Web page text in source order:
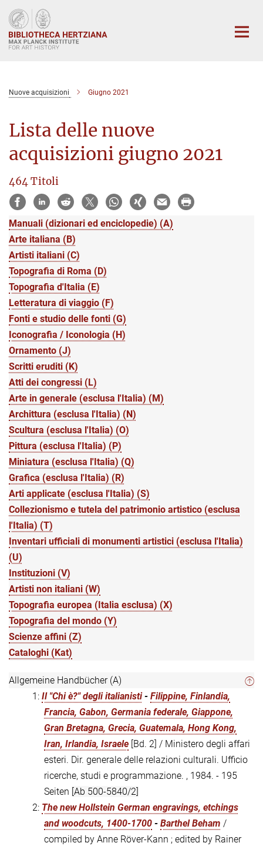
Main-
Content
Nuove acquisizioni Giugno 2021
Lista delle nuove
acquisizioni giugno 2021
464 Titoli
Manuali (dizionari ed enciclopedie) (A)
Arte italiana (B)
Artisti italiani (C)
Topografia di Roma (D)
Topografia d'Italia (E)
Letteratura di viaggio (F)
Fonti e studio delle fonti (G)
Iconografia / Iconologia (H)
Ornamento (J)
Scritti eruditi (K)
Atti dei congressi (L)
Arte in generale (esclusa l'Italia) (M)
Archittura (esclusa l'Italia) (N)
Scultura (esclusa l'Italia) (O)
Pittura (esclusa l'Italia) (P)
Miniatura (esclusa l'Italia) (Q)
Grafica (esclusa l'Italia) (R)
Arti applicate (esclusa l'Italia) (S)
Collezionismo e tutela del patrimonio artistico (esclusa
l'Italia) (T)
Inventari ufficiali di monumenti artistici (esclusa l'Italia)
(U)
Instituzioni (V)
Artisti non italiani (W)
Topografia europea (Italia esclusa) (X)
Topografia del mondo (Y)
Scienze affini (Z)
Cataloghi (Kat)
Allgemeine Handbücher (A)
1: Il "Chi è?" degli italianisti- Filippine, Finlandia,
Francia, Gabon, Germania federale, Giappone,
Gran Bretagna, Grecia, Guatemala, Hong Kong,
Iran, Irlandia, Israele [Bd. 2] / Ministero degli affari
esteri. Dir. generale delle relazioni culturali. Ufficio
ricerche, studi e programmazione. , 1984. - 195
Seiten [Ab 500-5840/2]
2: The new Hollstein German engravings, etchings
and woodcuts, 1400-1700 - Barthel Beham /
compiled by Anne Röver-Kann ; edited by Rainer